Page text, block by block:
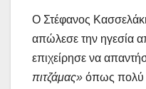
Ο Στέφανος
απώλεσε την ηγεσία
επιχείρησε να
πιτζάμας» όπως πολύ